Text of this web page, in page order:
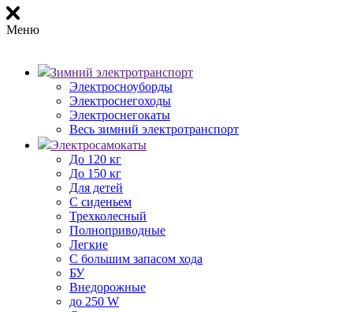
Меню
Зимний электротранспорт
Электросноуборды
Электроснегоходы
Электроснегокаты
Весь зимний электротранспорт
Электросамокаты
До 120 кг
До 150 кг
Для детей
С сиденьем
Трехколесный
Полноприводные
Легкие
С большим запасом хода
БУ
Внедорожные
до 250 W